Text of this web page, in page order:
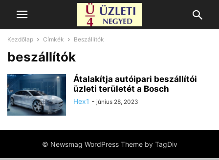
Kezdőlap Címkék Beszállítók
beszállítók
Átalakítja autóipari beszállítói
üzleti területét a Bosch
Hex1 - június 28, 2023
© Newsmag WordPress Theme by TagDiv